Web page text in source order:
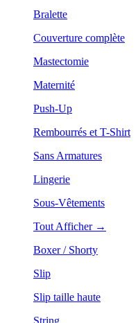
Bralette
Couverture complète
Mastectomie
Maternité
Push-Up
Rembourrés et T-Shirt
Sans Armatures
Lingerie
Sous-Vêtements
Tout Afficher →
Boxer / Shorty
Slip
Slip taille haute
String